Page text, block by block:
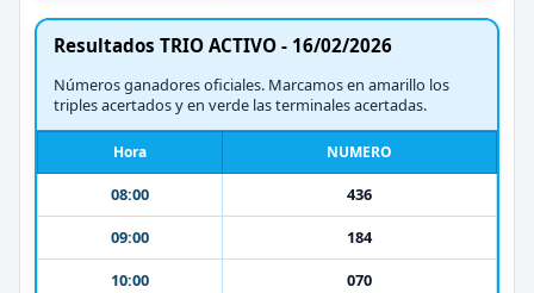
Resultados TRIO ACTIVO - 16/02/2026
Números ganadores oficiales. Marcamos en amarillo los
triples acertados y en verde las terminales acertadas.
Hora NUMERO
08:00
436
09:00
184
10:00
070